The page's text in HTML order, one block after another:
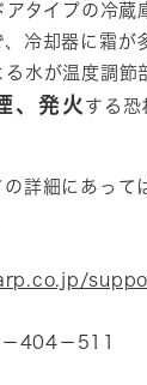
タイプの冷蔵
、冷却器に霜が
水が温度調節
、発火 する恐
の詳細にあって
404－511